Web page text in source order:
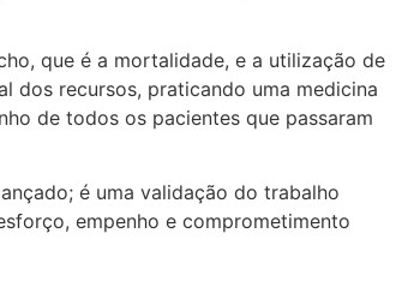
que é a mortalidade, e a utilização de
dos recursos, praticando uma medicina
de todos os pacientes que passaram
é uma validação do trabalho
empenho e comprometimento